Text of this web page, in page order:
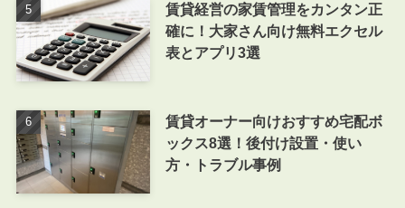
賃貸経営の家賃管理をカンタン正
確に！大家さん向け無料エクセル
表とアプリ3選
賃貸オーナー向けおすすめ宅配ボ
ックス8選！後付け設置・使い
方・トラブル事例